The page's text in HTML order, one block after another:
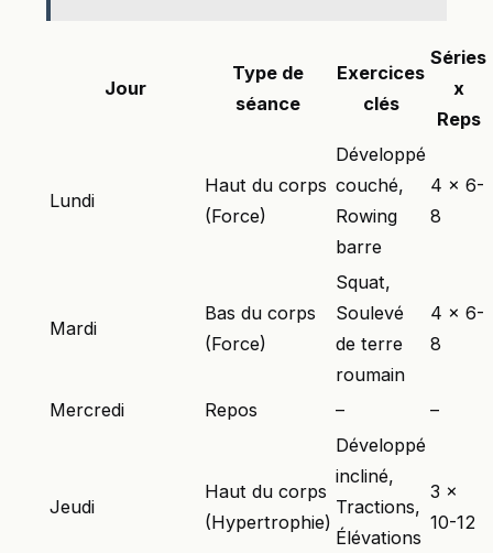
Jour
Type de
séance
Exercices
clés
Séries
x
Reps
Lundi
Haut du corps
(Force)
Développé
couché,
Rowing
barre
4 x 6-
8
Mardi
Bas du corps
(Force)
Squat,
Soulevé
de terre
roumain
4 x 6-
8
Mercredi Repos – –
Jeudi
Haut du corps
(Hypertrophie)
Développé
incliné,
Tractions,
Élévations
3 x
10-12